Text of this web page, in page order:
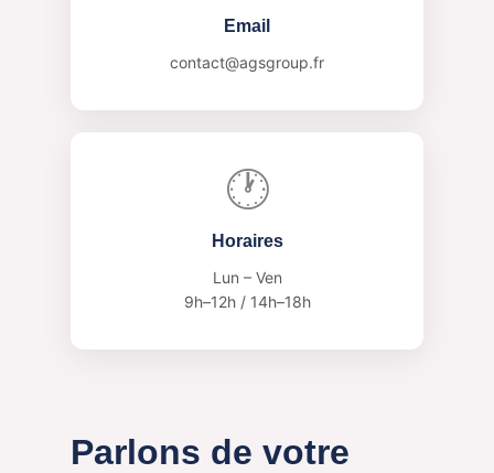
Email
contact@agsgroup.fr
🕐
Horaires
Lun – Ven
9h–12h / 14h–18h
Parlons de votre